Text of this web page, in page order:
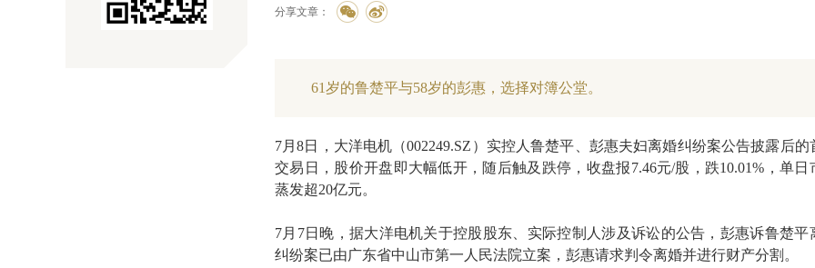
分享文章：
61岁的鲁楚平与58岁的彭惠，选择对簿公堂。
7月8日，大洋电机（002249.SZ ）实控人鲁楚平、彭惠夫妇离婚纠纷案公告披露后的
交易日，股价开盘即大幅低开，随后触及跌停，收盘报7.46元/股，跌10.01%，单日
蒸发超20亿元。
7月7日晚，据大洋电机关于控股股东、实际控制人涉及诉讼的公告，彭惠诉鲁楚平
纠纷案已由广东省中山市第一人民法院立案，彭惠请求判令离婚并进行财产分割。